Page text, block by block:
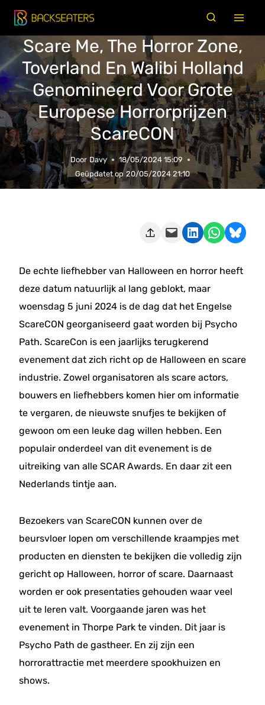
Doorgaan
naar
inhoudScare Me, The Horror Zone,
Toverland En Walibi Holland
Genomineerd Voor Grote
Europese Horrorprijzen
ScareCON
Door Davy
18/05/2024 15:09
Geüpdatet op 20/05/2024 21:10
Deze pagina e-mailen Delen op LinkedIn Delen via WhatsApp Share on Bluesky
De echte liefhebber van Halloween en horror heeft
deze datum natuurlijk al lang geblokt, maar
woensdag 5 juni 2024 is de dag dat het Engelse
ScareCON georganiseerd gaat worden bij Psycho
Path. ScareCon is een jaarlijks terugkerend
evenement dat zich richt op de Halloween en scare
industrie. Zowel organisatoren als scare actors,
bouwers en liefhebbers komen hier om informatie
te vergaren, de nieuwste snufjes te bekijken of
gewoon om een leuke dag willen hebben. Een
populair onderdeel van dit evenement is de
uitreiking van alle SCAR Awards. En daar zit een
Nederlands tintje aan.
Bezoekers van ScareCON kunnen over de
beursvloer lopen om verschillende kraampjes met
producten en diensten te bekijken die volledig zijn
gericht op Halloween, horror of scare. Daarnaast
worden er ook presentaties gehouden waar veel
uit te leren valt. Voorgaande jaren was het
evenement in Thorpe Park te vinden. Dit jaar is
Psycho Path de gastheer. En zij zijn een
horrorattractie met meerdere spookhuizen en
shows.